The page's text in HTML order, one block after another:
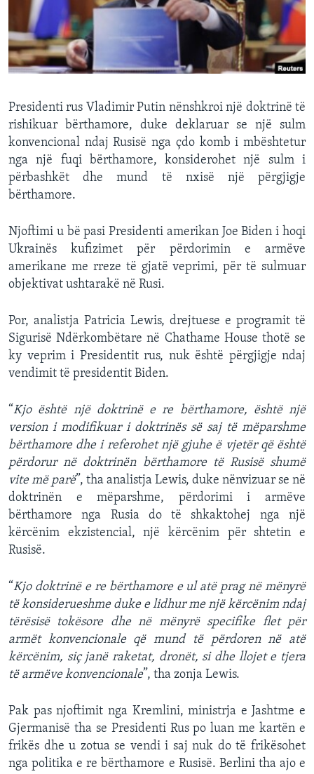
INTERVISTA
DITARI
Presidenti rus Vladimir Putin nënshkroi një doktrinë të
rishikuar bërthamore, duke deklaruar se një sulm
konvencional ndaj Rusisë nga çdo komb i mbështetur
nga një fuqi bërthamore, konsiderohet një sulm i
përbashkët dhe mund të nxisë një përgjigje
bërthamore.
Njoftimi u bë pasi Presidenti amerikan Joe Biden i hoqi
Ukrainës kufizimet për përdorimin e armëve
amerikane me rreze të gjatë veprimi, për të sulmuar
objektivat ushtarakë në Rusi.
Por, analistja Patricia Lewis, drejtuese e programit të
Sigurisë Ndërkombëtare në Chathame House thotë se
ky veprim i Presidentit rus, nuk është përgjigje ndaj
vendimit të presidentit Biden.
“Kjo është një doktrinë e re bërthamore, është një
version i modifikuar i doktrinës së saj të mëparshme
bërthamore dhe i referohet një gjuhe ë vjetër që është
përdorur në doktrinën bërthamore të Rusisë shumë
vite më parë”, tha analistja Lewis, duke nënvizuar se në
doktrinën e mëparshme, përdorimi i armëve
bërthamore nga Rusia do të shkaktohej nga një
kërcënim ekzistencial, një kërcënim për shtetin e
Rusisë.
“Kjo doktrinë e re bërthamore e ul atë prag në mënyrë
të konsiderueshme duke e lidhur me një kërcënim ndaj
tërësisë tokësore dhe në mënyrë specifike flet për
armët konvencionale që mund të përdoren në atë
kërcënim, siç janë raketat, dronët, si dhe llojet e tjera
të armëve konvencionale”, tha zonja Lewis.
Pak pas njoftimit nga Kremlini, ministrja e Jashtme e
Gjermanisë tha se Presidenti Rus po luan me kartën e
frikës dhe u zotua se vendi i saj nuk do të frikësohet
nga politika e re bërthamore e Rusisë. Berlini tha ajo e